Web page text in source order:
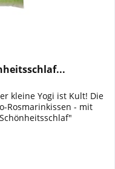
kleine Yogi ist Kult! Die
Rosmarinkissen - mit